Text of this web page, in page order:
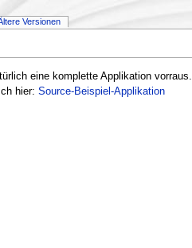
eine komplette Applikation vorraus.
hier: Source-Beispiel-Applikation
Versionen